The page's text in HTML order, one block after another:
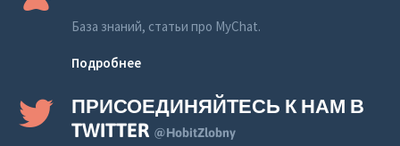
База знаний, статьи про MyChat.
Подробнее
ПРИСОЕДИНЯЙТЕСЬ К НАМ В
TWITTER @HobitZlobny